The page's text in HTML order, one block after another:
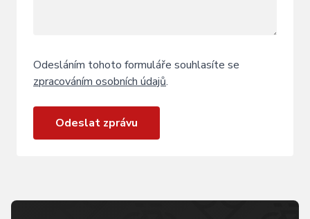
Odesláním tohoto formuláře souhlasíte se
zpracováním osobních údajů.
Odeslat zprávu